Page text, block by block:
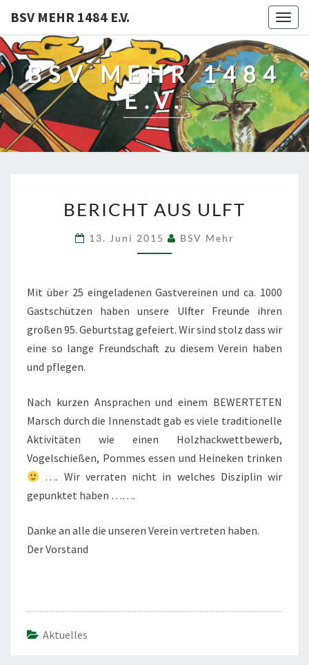
BSV MEHR 1484 E.V.
BSV MEHR 1484
E.V.
AUS
ULFT
BERICHT AUS ULFT
13. Juni 2015 BSV Mehr
Mit über 25 eingeladenen Gastvereinen und ca. 1000
Gastschützen haben unsere Ulfter Freunde ihren
großen 95. Geburtstag gefeiert. Wir sind stolz dass wir
eine so lange Freundschaft zu diesem Verein haben
und pflegen.
Nach kurzen Ansprachen und einem BEWERTETEN
Marsch durch die Innenstadt gab es viele traditionelle
Aktivitäten wie einen Holzhackwettbewerb,
Vogelschießen, Pommes essen und Heineken trinken
…. Wir verraten nicht in welches Disziplin wir
gepunktet haben …….
Danke an alle die unseren Verein vertreten haben.
Der Vorstand
Aktuelles